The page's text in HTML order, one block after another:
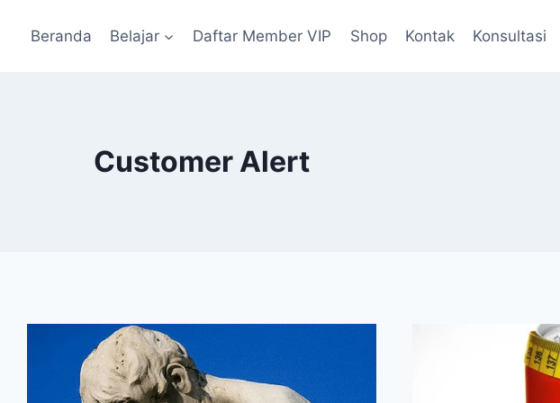
Beranda Belajar Daftar Member VIP Shop Kontak Konsultasi
Customer Alert